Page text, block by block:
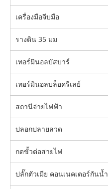
เครื่องมือจีบมือ
รางดิน 35 มม
เทอร์มินอลบัสบาร์
เทอร์มินอลบล็อครีเลย์
สถานีจ่ายไฟฟ้า
ปลอกปลายลวด
กดขั้วต่อสายไฟ
ปลั๊กตัวเมีย คอนเนคเตอร์กันน้ำ